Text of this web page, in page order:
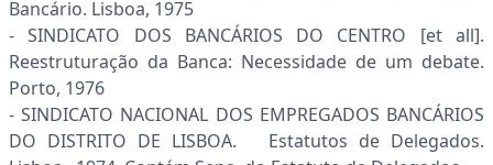
Bancário. Lisboa, 1975
- SINDICATO DOS BANCÁRIOS DO CENTRO [et all].
Reestruturação da Banca: Necessidade de um debate.
Porto, 1976
- SINDICATO NACIONAL DOS EMPREGADOS BANCÁRIOS
DO DISTRITO DE LISBOA. Estatutos de Delegados.